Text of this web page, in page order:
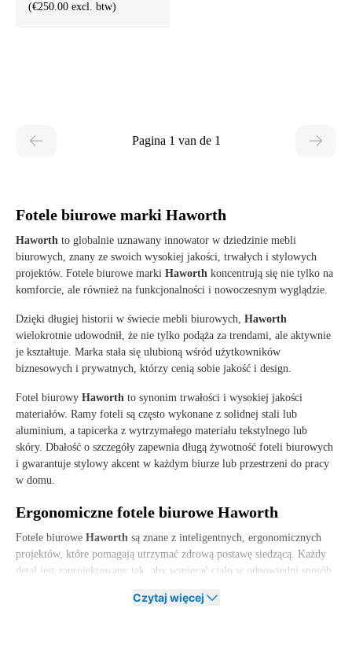
(€250.00 excl. btw)
Pagina 1 van de 1
Fotele biurowe marki Haworth
Haworth to globalnie uznawany innowator w dziedzinie mebli
biurowych, znany ze swoich wysokiej jakości, trwałych i stylowych
projektów. Fotele biurowe marki Haworth koncentrują się nie tylko na
komforcie, ale również na funkcjonalności i nowoczesnym wyglądzie.
Dzięki długiej historii w świecie mebli biurowych, Haworth
wielokrotnie udowodnił, że nie tylko podąża za trendami, ale aktywnie
je kształtuje. Marka stała się ulubioną wśród użytkowników
biznesowych i prywatnych, którzy cenią sobie jakość i design.
Fotel biurowy Haworth to synonim trwałości i wysokiej jakości
materiałów. Ramy foteli są często wykonane z solidnej stali lub
aluminium, a tapicerka z wytrzymałego materiału tekstylnego lub
skóry. Dbałość o szczegóły zapewnia długą żywotność foteli biurowych
i gwarantuje stylowy akcent w każdym biurze lub przestrzeni do pracy
w domu.
Ergonomiczne fotele biurowe Haworth
Fotele biurowe Haworth są znane z inteligentnych, ergonomicznych
projektów, które pomagają utrzymać zdrową postawę siedzącą. Każdy
detal jest zaprojektowany tak, aby wspierać ciało w odpowiedni sposób,
temu możliwe jest poruszanie się podczas pracy, co zmniejsza nacisk na
Czytaj więcej